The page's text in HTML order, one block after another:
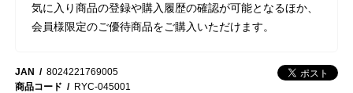
気に入り商品の登録や購入履歴の確認が可能となるほか、
会員様限定のご優待商品をご購入いただけます。
JAN
8024221769005
商品コード
RYC-045001